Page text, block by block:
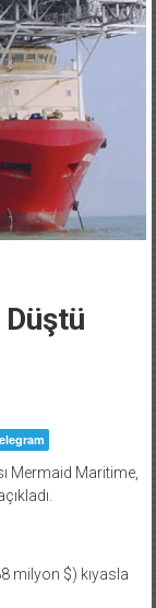
Mermaid Maritime,
milyon $) kıyasla